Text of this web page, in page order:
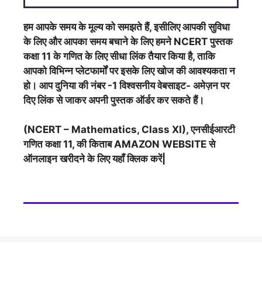
हम आपके समय के मूल्य को समझते हैं, इसीलिए आपकी सुविधा
के लिए और आपका समय बचाने के लिए हमने NCERT पुस्तक
कक्षा 11 के गणित के लिए सीधा लिंक तैयार किया है, ताकि
आपको विभिन्न प्लेटफार्मों पर इसके लिए खोज की आवश्यकता न
हो। आप दुनिया की नंबर -1 विश्वसनीय वेबसाइट- अमेज़न पर
दिए लिंक से जाकर अपनी पुस्तक ऑर्डर कर सकते हैं।
(NCERT – Mathematics, Class XI), एनसीईआरटी
गणित कक्षा 11, की किताब AMAZON WEBSITE से
ऑनलाइन खरीदने के लिए यहाँ क्लिक करें|